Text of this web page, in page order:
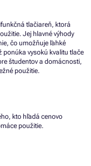
tlačiareň, ktorá
Jej hlavné výhody
čo umožňuje ľahké
ponúka vysokú kvalitu tlače
študentov a domácnosti,
použitie.
kto hľadá cenovo
použitie.